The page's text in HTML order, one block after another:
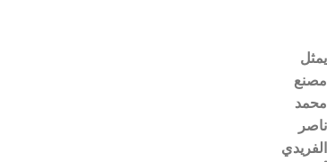
يمثل
مصنع
محمد
ناصر
الفريدي